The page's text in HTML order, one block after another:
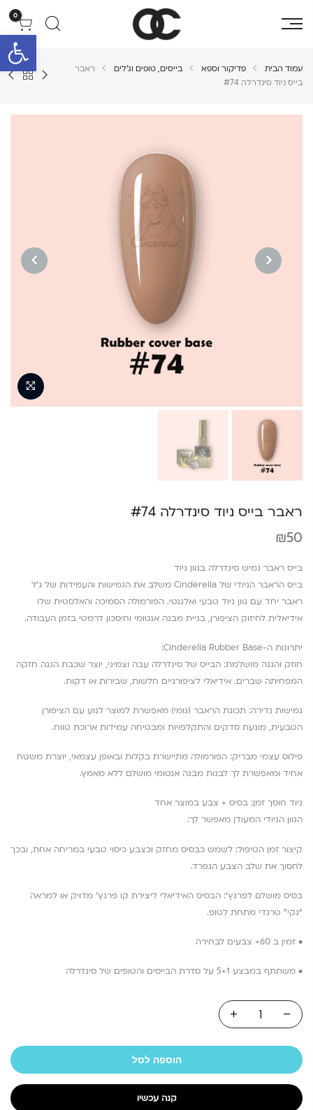
פתח
0
עמוד הבית פדיקור וספא בייסים, טופים וג'לים
ראבר
בייס ניוד סינדרלה #74
ראבר בייס ניוד סינדרלה #74
₪50
בייס ראבר גמיש סינדרלה בגוון ניוד
בייס הראבר הניודי של Cinderella משלב את הגמישות והעמידות של ג’ל
ראבר יחד עם גוון ניוד טבעי ואלגנטי. הפורמולה הסמיכה והאלסטית שלו
אידיאלית לחיזוק הציפורן, בניית מבנה אנטומי וחיסכון דרמטי בזמן העבודה.
יתרונות ה-Cinderella Rubber Base:
חוזק והגנה מושלמת: הבייס של סינדרלה עבה וצמיגי, יוצר שכבת הגנה חזקה
המפחיתה שברים. אידיאלי לציפורניים חלשות, שבירות או דקות.
גמישות נדירה: תכונת הראבר (גומי) מאפשרת למוצר לנוע עם הציפורן
הטבעית, מונעת סדקים והתקלפויות ומבטיחה עמידות ארוכת טווח.
פילוס עצמי מבריק: הפורמולה מתיישרת בקלות ובאופן עצמאי, יוצרת משטח
אחיד ומאפשרת לך לבנות מבנה אנטומי מושלם ללא מאמץ.
ניוד חוסך זמן: בסיס + צבע במוצר אחד
הגוון הניודי המעודן מאפשר לך:
קיצור זמן הטיפול: לשמש כבסיס מחזק וכצבע כיסוי טבעי במריחה אחת, ובכך
לחסוך את שלב הצבע הנפרד.
בסיס מושלם לפרנץ’: הבסיס האידיאלי ליצירת קו פרנץ’ מדויק או למראה
“נקי” טרנדי מתחת לטופ.
• זמין ב 60+ צבעים לבחירה
• משתתף במבצע 5+1 על סדרת הבייסים והטופים של סינדרלה
הוספה לסל
קנה עכשיו